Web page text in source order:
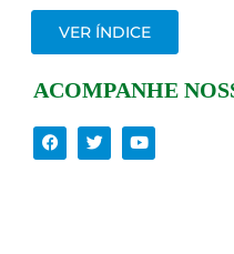
VER ÍNDICE
ACOMPANHE